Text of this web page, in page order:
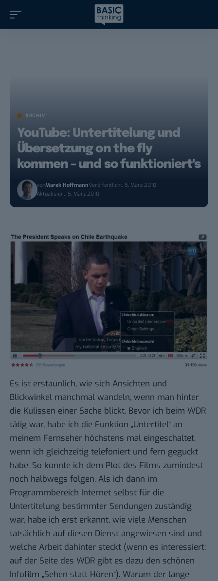
ARCHIV
YouTube: Untertitelung und
Übersetzung on the fly
kommen – und so funktioniert's
vonMarek HoffmannVeröffentlicht: 5. März 2010
Aktualisiert: 5. März 2010
Es ist erstaunlich, wie sich Ansichten und
Blickwinkel manchmal wandeln, wenn man hinter
die Kulissen einer Sache blickt. Bevor ich beim WDR
tätig war, habe ich die Funktion „Untertitel“ an
meinem Fernseher höchstens mal eingeschaltet,
wenn ich gleichzeitig telefoniert und fern geguckt
habe. So konnte ich dem Plot des Films zumindest
noch halbwegs folgen. Als ich dann im
Programmbereich Internet selbst für die
Untertitelung bestimmter Sendungen zuständig
war, habe ich erst erkannt, wie viele Menschen
tatsächlich auf diesen Dienst angewiesen sind und
welche Arbeit dahinter steckt (wenn es interessiert:
auf der Seite des WDR gibt es dazu den schönen
Infofilm „Sehen statt Hören“). Warum der lange